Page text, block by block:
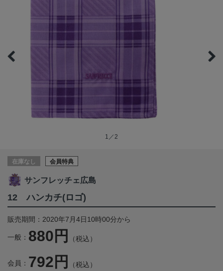
1／2
在庫なし 会員特典
サンフレッチェ広島
12 ハンカチ(ロゴ)
販売期間：2020年7月4日10時00分から
一般： 880円 （税込）
会員： 792円 （税込）